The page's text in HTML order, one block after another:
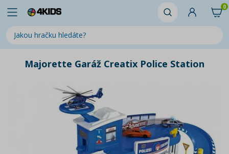
0
Majorette Garáž Creatix Police Station